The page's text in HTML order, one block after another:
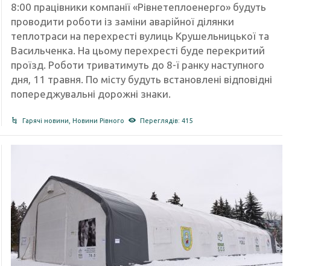
8:00 працівники компанії «Рівнетеплоенерго» будуть
проводити роботи із заміни аварійної ділянки
теплотраси на перехресті вулиць Крушельницької та
Васильченка. На цьому перехресті буде перекритий
проїзд. Роботи триватимуть до 8-ї ранку наступного
дня, 11 травня. По місту будуть встановлені відповідні
попереджувальні дорожні знаки.
Гарячі новини ,Новини Рівного Переглядів: 415